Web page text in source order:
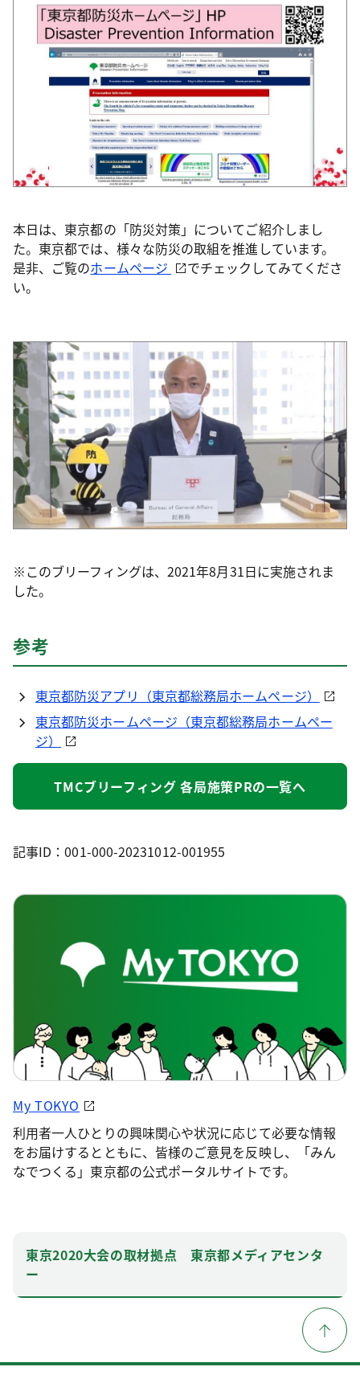
本日は、東京都の「防災対策」についてご紹介しまし
た。東京都では、様々な防災の取組を推進しています。
是非、ご覧のホームページ
でチェックしてみてくださ
い。
※このブリーフィングは、2021年8月31日に実施されま
した。
参考
東京都防災アプリ（東京都総務局ホームページ）
東京都防災ホームページ（東京都総務局ホームペー
ジ）
TMCブリーフィング 各局施策PRの一覧へ
記事ID：001-000-20231012-001955
My TOKYO
利用者一人ひとりの興味関心や状況に応じて必要な情報
をお届けするとともに、皆様のご意見を反映し、「みん
なでつくる」東京都の公式ポータルサイトです。
東京2020大会の取材拠点 東京都メディアセンタ
ー